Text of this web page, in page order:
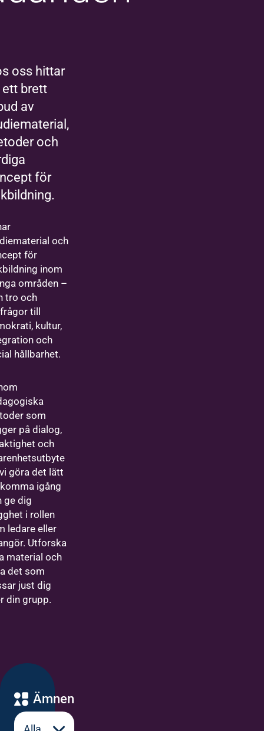
oss hittar
ett brett
av
och
för
och
för
inom
områden –
tro och
till
kultur,
och
hållbarhet.
som
på dialog,
och
göra det lätt
igång
ge dig
i rollen
ledare eller
Utforska
material och
det som
just dig
din grupp.
Ämnen